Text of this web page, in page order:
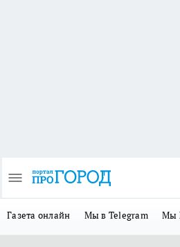
Газета онлайн Мы в Telegram Мы